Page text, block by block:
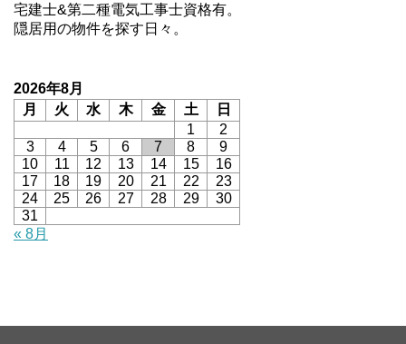
宅建士&第二種電気工事士資格有。
隠居用の物件を探す日々。
2026年8月
月
火 水 木 金 土
日
1
2
3
4 5 6 7 8
9
10
11 12 13 14 15
16
17
18 19 20 21 22
23
24
25 26 27 28 29
30
31
« 8月